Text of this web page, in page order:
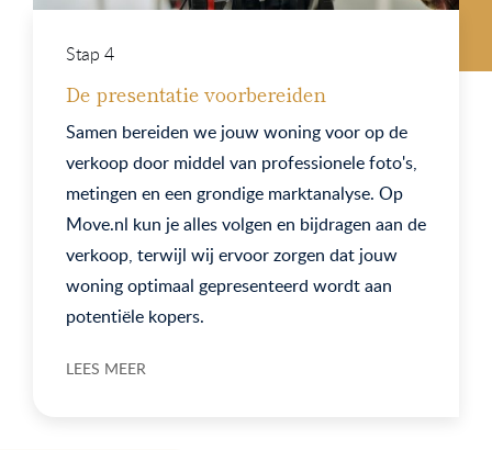
Stap 4
De presentatie voorbereiden
Samen bereiden we jouw woning voor op de
verkoop door middel van professionele foto's,
metingen en een grondige marktanalyse. Op
Move.nl kun je alles volgen en bijdragen aan de
verkoop, terwijl wij ervoor zorgen dat jouw
woning optimaal gepresenteerd wordt aan
potentiële kopers.
LEES MEER